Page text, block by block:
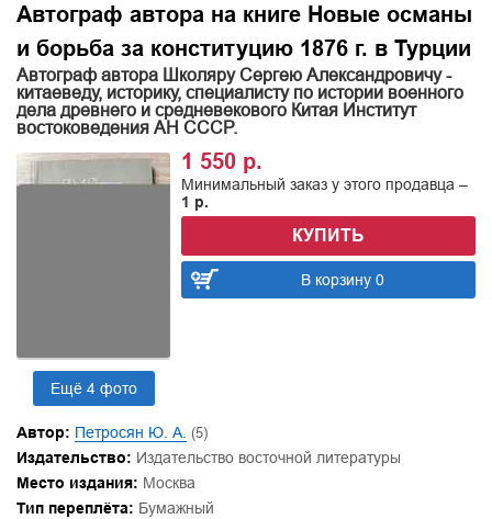
Автограф автора на книге Новые османы
и борьба за конституцию 1876 г. в Турции
Автограф автора Школяру Сергею Александровичу -
китаеведу, историку, специалисту по истории военного
дела древнего и средневекового Китая Институт
востоковедения АН СССР.
Ещё 4 фото
1 550 р.
Минимальный заказ у этого продавца –
1 р.
КУПИТЬ
В корзину 0
Автор: Петросян Ю. А. (5)
Издательство: Издательство восточной литературы
Место издания: Москва
Тип переплёта: Бумажный